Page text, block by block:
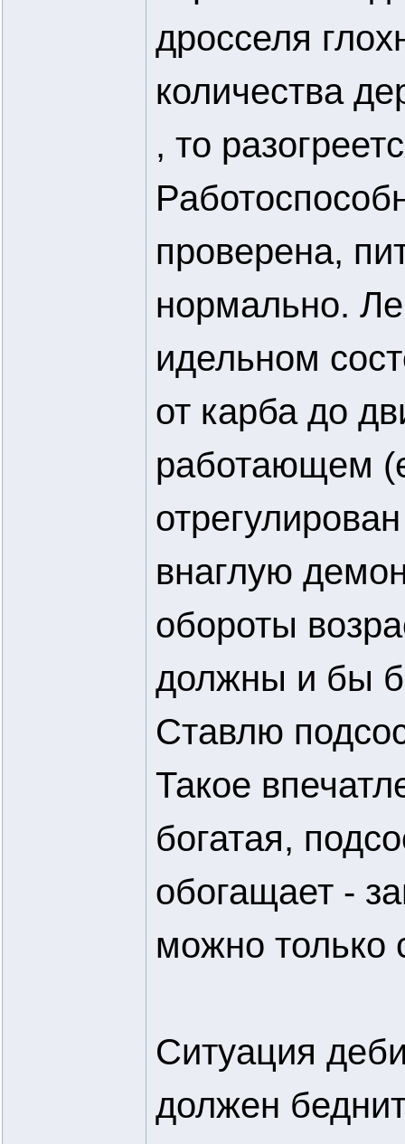
дросселя
количества
, то
проверена,
нормально.
идельном
от карба до
работающем
внаглую
обороты
должны и бы
Ставлю
Такое
богатая,
обогащает -
можно только
Ситуация
должен